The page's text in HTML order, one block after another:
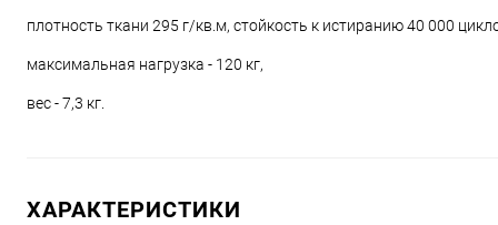
плотность ткани 295 г/кв.м, стойкость к истиранию 40 000
максимальная нагрузка - 120 кг,
вес - 7,3 кг.
ХАРАКТЕРИСТИКИ